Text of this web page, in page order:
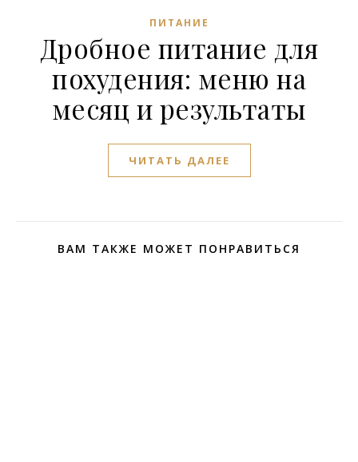
ПИТАНИЕ
Дробное питание для
похудения: меню на
месяц и результаты
ЧИТАТЬ ДАЛЕЕ
ВАМ ТАКЖЕ МОЖЕТ ПОНРАВИТЬСЯ